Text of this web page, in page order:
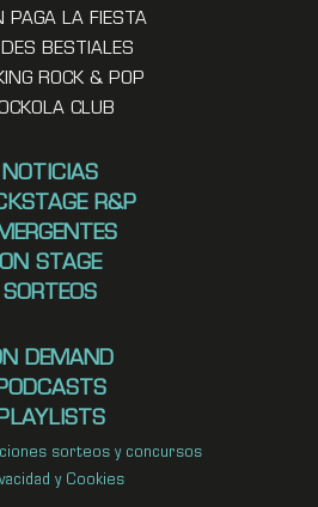
PAGA LA FIESTA
BESTIALES
ROCK & POP
CLUB
NOTICIAS
R&P
ON STAGE
SORTEOS
DEMAND
PLAYLISTS
sorteos y concursos
y Cookies